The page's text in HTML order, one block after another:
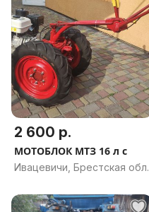
2 600 р.
МОТОБЛОК МТЗ 16 л с
Ивацевичи, Брестская обл.